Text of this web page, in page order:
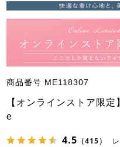
商品番号 ME118307
【オンラインストア限
e
4.5 （415）